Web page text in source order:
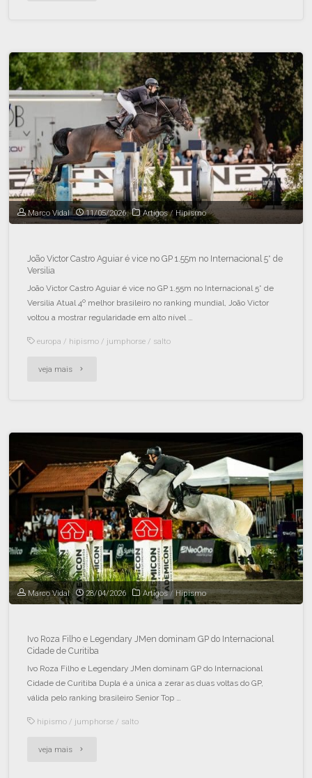
Marco Vidal 11/05/2026 Artigos / Hipismo
João Victor Castro Aguiar é vice no GP 1.55m no Internacional 5* de
Versilia
João Victor Castro Aguiar é vice no GP 1.55m no Internacional 5* de
Versilia Atual 4º melhor brasileiro no ranking mundial, João Victor
voltou a mostrar regularidade em alto nível …
europa / hipismo / jumphorse / salto
veja mais
Marco Vidal 28/04/2026 Artigos / Hipismo
Ivo Roza Filho e Legendary JMen dominam GP do Internacional
Cidade de Curitiba
Ivo Roza Filho e Legendary JMen dominam GP do Internacional
Cidade de Curitiba Dupla é a única a zerar as duas voltas do GP,
válida pelo ranking brasileiro Senior Top …
hipismo / jumphorse / salto
veja mais